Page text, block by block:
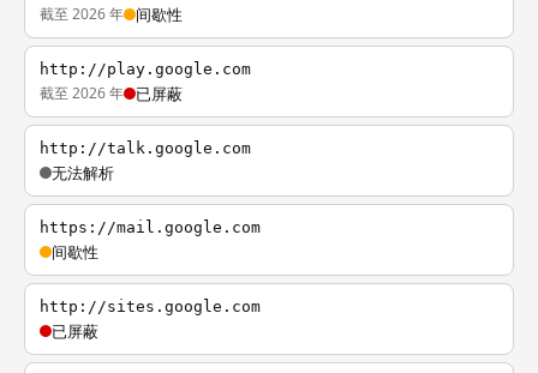
截至 2026 年 间歇性
http://play.google.com
截至 2026 年 已屏蔽
http://talk.google.com
无法解析
https://mail.google.com
间歇性
http://sites.google.com
已屏蔽